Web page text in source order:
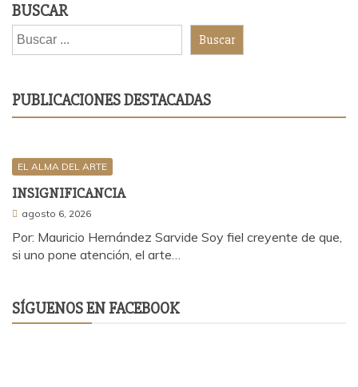
BUSCAR
Buscar
PUBLICACIONES DESTACADAS
EL ALMA DEL ARTE
INSIGNIFICANCIA
agosto 6, 2026
Por: Mauricio Hernández Sarvide Soy fiel creyente de que,
si uno pone atención, el arte…
SÍGUENOS EN FACEBOOK